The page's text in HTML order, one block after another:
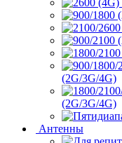
(2G/3G/4G)
(2G/3G/4G)
Антенны